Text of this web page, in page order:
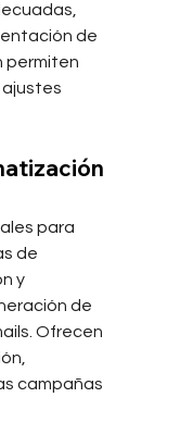
de
permiten
ajustes
para
de
y
de
Ofrecen
campañas